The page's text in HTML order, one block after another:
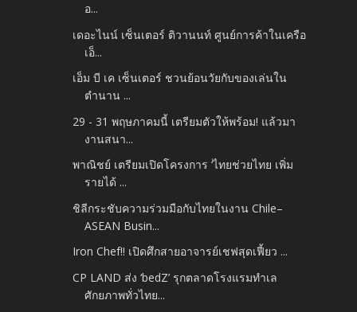
อ...
เดอะไนน์ เซ็นเตอร์ ติวานนท์ ศูนย์การค้าในเครือ
เอ็...
เอ็ม บี เค เซ็นเตอร์ ชวนย้อนวัยกับของเล่นใน
ตำนาน ...
29 - 31 พฤษภาคมนี้ เตรียมตัวให้พร้อม! แล้วมา
งานสนา...
พาณิชย์ เตรียมเปิดโครงการ ‘ไทยช่วยไทย เพิ่ม
รายได้ ...
ชิลีกระชับความร่วมมือกับไทยในงาน Chile–
ASEAN Busin...
Iron Chef!! เปิดศึกสายอาจารย์เชฟสุดเฟี้ยว ...
CP LAND ส่ง ‘bedZ’ รุกตลาดโรงแรมทำเล
ศักยภาพทั่วไทย...